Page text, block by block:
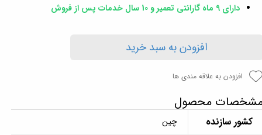
دارای 9 ماه گارانتی تعمیر و 10 سال خدمات پس از فروش
افزودن به سبد خرید
افزودن به علاقه مندی ها
محصول
کشور سازنده چین